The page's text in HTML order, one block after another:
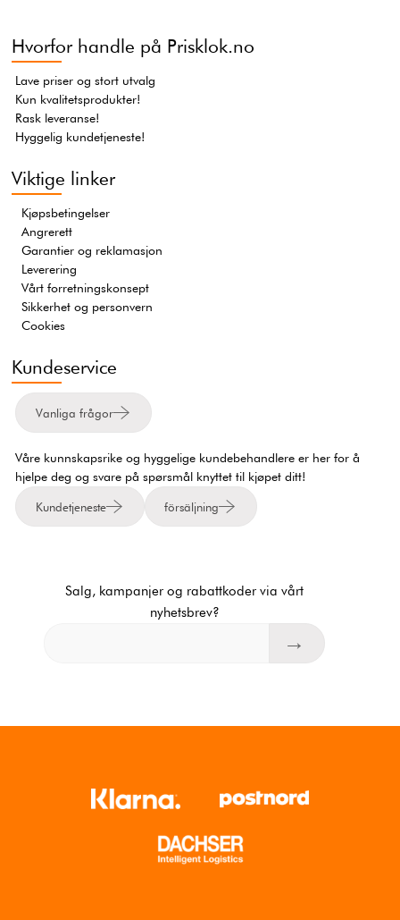
Hvorfor handle på Prisklok.no
Lave priser og stort utvalg
Kun kvalitetsprodukter!
Rask leveranse!
Hyggelig kundetjeneste!
Viktige linker
Kjøpsbetingelser
Angrerett
Garantier og reklamasjon
Leverering
Vårt forretningskonsept
Sikkerhet og personvern
Cookies
Kundeservice
Vanliga frågor
Våre kunnskapsrike og hyggelige kundebehandlere er her for å
hjelpe deg og svare på spørsmål knyttet til kjøpet ditt!
Kundetjeneste försäljning
Salg, kampanjer og rabattkoder via vårt
nyhetsbrev?